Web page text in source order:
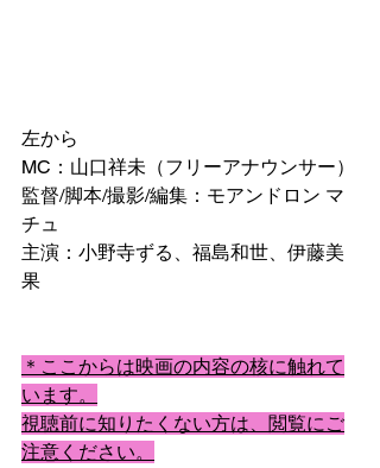
左から
MC：山口祥未（フリーアナウンサー）
監督/脚本/撮影/編集：モアンドロン マ
チュ
主演：小野寺ずる、福島和世、伊藤美
果
＊ここからは映画の内容の核に触れて
います。
視聴前に知りたくない方は、閲覧にご
注意ください。